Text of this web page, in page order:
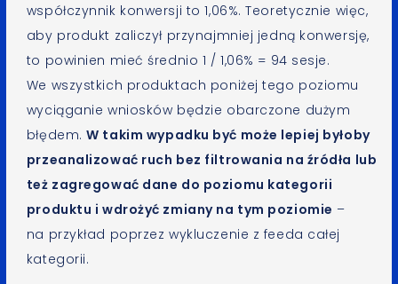
współczynnik konwersji to 1,06%. Teoretycznie więc,
aby produkt zaliczył przynajmniej jedną konwersję,
to powinien mieć średnio 1 / 1,06% = 94 sesje.
We wszystkich produktach poniżej tego poziomu
wyciąganie wniosków będzie obarczone dużym
błędem.W takim wypadku być może lepiej byłoby
przeanalizować ruch bez filtrowania na źródła lub
też zagregować dane do poziomu kategorii
produktu i wdrożyć zmiany na tym poziomie –
na przykład poprzez wykluczenie z feeda całej
kategorii.